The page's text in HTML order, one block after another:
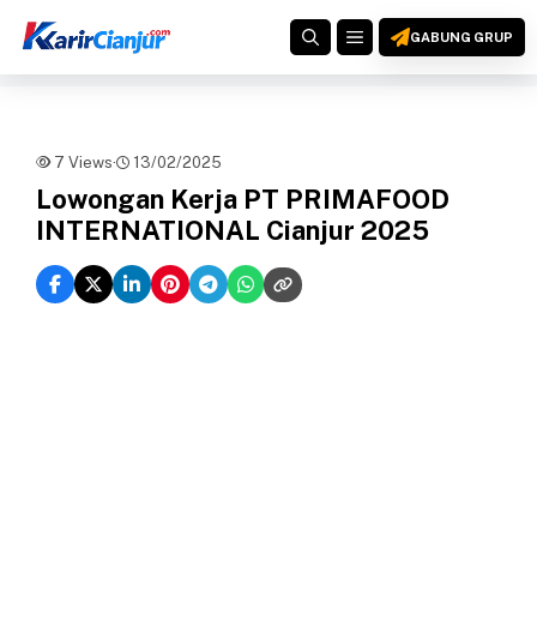
MENUGABUNG GRUP
7 Views· 13/02/2025
Lowongan Kerja PT PRIMAFOOD
INTERNATIONAL Cianjur 2025